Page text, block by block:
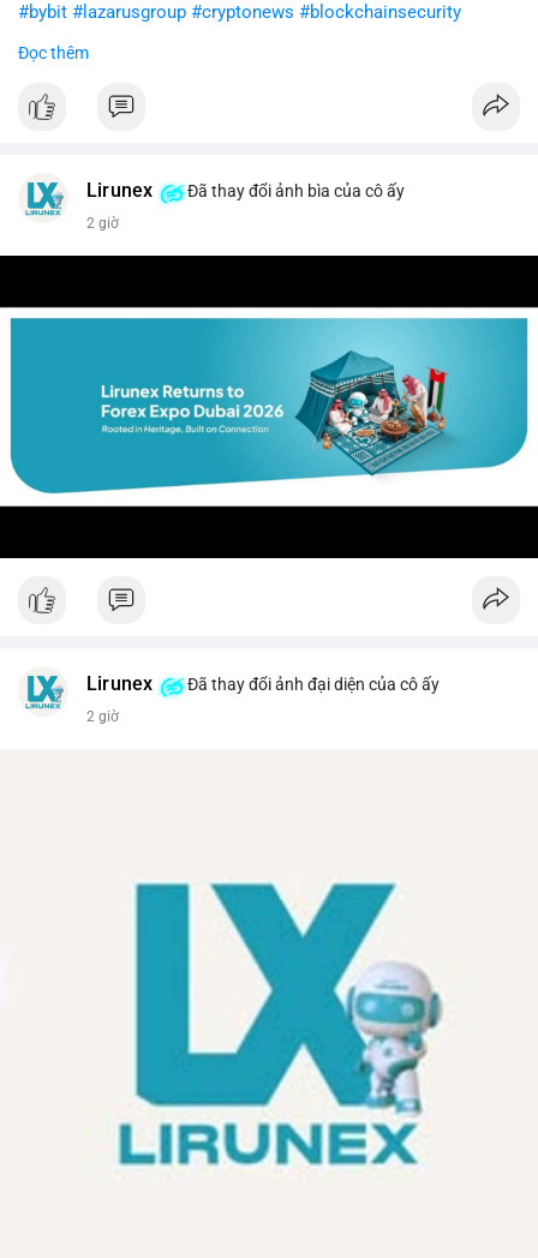
#bybit #lazarusgroup #cryptonews #blockchainsecurity
$btc $eth
#vlikevn #titanbot
Đọc thêm
Lirunex Đã thay đổi ảnh bìa của cô ấy
2 giờ
Lirunex Đã thay đổi ảnh đại diện của cô ấy
2 giờ